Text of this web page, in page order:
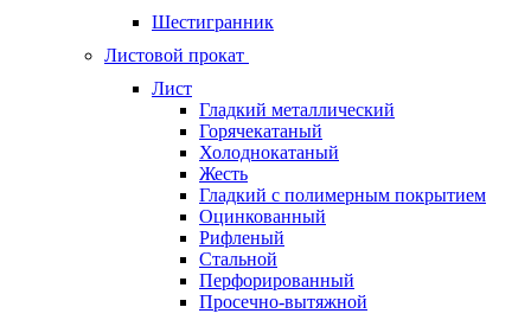
Шестигранник
Листовой прокат
Лист
Гладкий металлический
Горячекатаный
Холоднокатаный
Жесть
Гладкий с полимерным покрытием
Оцинкованный
Рифленый
Стальной
Перфорированный
Просечно-вытяжной